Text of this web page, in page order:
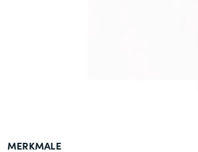
MERKMALE